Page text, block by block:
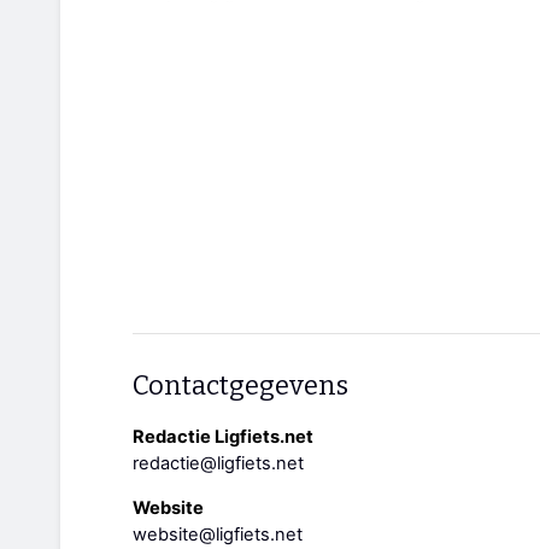
Contactgegevens
Redactie Ligfiets.net
redactie@ligfiets.net
Website
website@ligfiets.net